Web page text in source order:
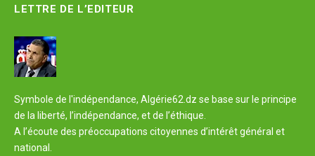
LETTRE DE L’EDITEUR
Symbole de l'indépendance, Algérie62.dz se base sur le principe
de la liberté, l’indépendance, et de l’éthique.
A l’écoute des préoccupations citoyennes d’intérêt général et
national.